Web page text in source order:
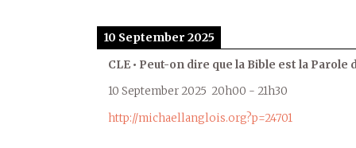
10 September 2025
CLE • Peut-on dire que la Bible est la Parole
10 September 2025 20h00 - 21h30
http://michaellanglois.org?p=24701